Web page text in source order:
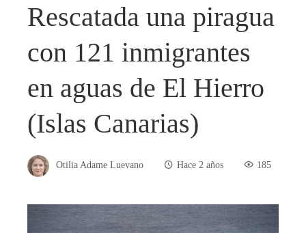
Rescatada una piragua
con 121 inmigrantes
en aguas de El Hierro
(Islas Canarias)
Otilia Adame Luevano Hace 2 años 185